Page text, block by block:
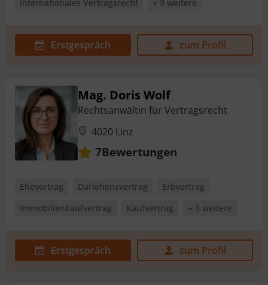
Internationales Vertragsrecht
+ 9 weitere
Erstgespräch zum Profil
Mag. Doris Wolf
Rechtsanwältin für Vertragsrecht
4020 Linz
7Bewertungen
Ehevertrag Darlehensvertrag
Erbvertrag
Immobilienkaufvertrag
Kaufvertrag + 3 weitere
Erstgespräch zum Profil